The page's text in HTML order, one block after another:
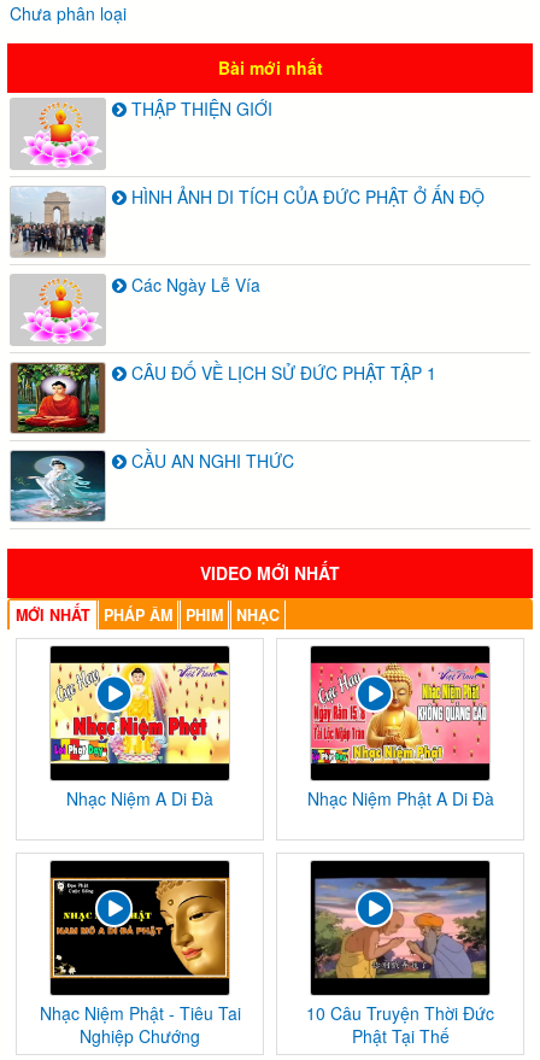
Chưa phân loại
Bài mới nhất
THẬP THIỆN GIỚI
HÌNH ẢNH DI TÍCH CỦA ĐỨC PHẬT Ở ẤN ĐỘ
Các Ngày Lễ Vía
CÂU ĐỐ VỀ LỊCH SỬ ĐỨC PHẬT TẬP 1
CẦU AN NGHI THỨC
VIDEO MỚI NHẤT
MỚI NHẤT PHÁP ÂM PHIM NHẠC
Nhạc Niệm A Di Đà Nhạc Niệm Phật A Di Đà
Nhạc Niệm Phật - Tiêu Tai
Nghiệp Chướng
10 Câu Truyện Thời Đức
Phật Tại Thế